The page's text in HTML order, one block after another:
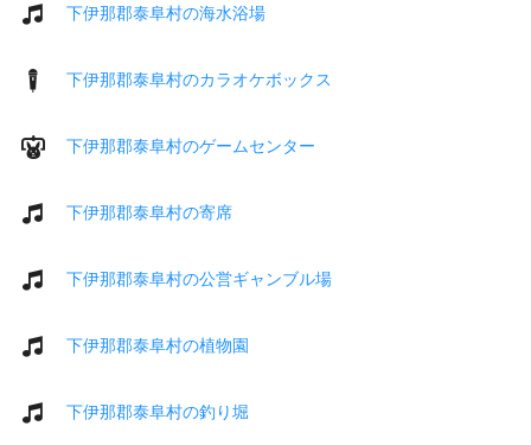
下伊那郡泰阜村の海水浴場
下伊那郡泰阜村のカラオケボックス
下伊那郡泰阜村のゲームセンター
下伊那郡泰阜村の寄席
下伊那郡泰阜村の公営ギャンブル場
下伊那郡泰阜村の植物園
下伊那郡泰阜村の釣り堀